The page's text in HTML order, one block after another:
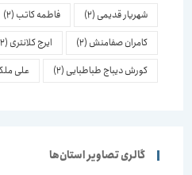
شهریار قدیمی(2) فاطمه کاتب(2)
کامران صفامنش(2) ایرج کلانتری(2)
کورش دیباج طباطبایی(2) علی ملکی(2)
گالری تصاویر استان‌ها